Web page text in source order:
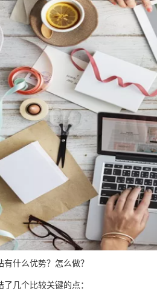
什么优势？怎么做？
几个比较关键的点：